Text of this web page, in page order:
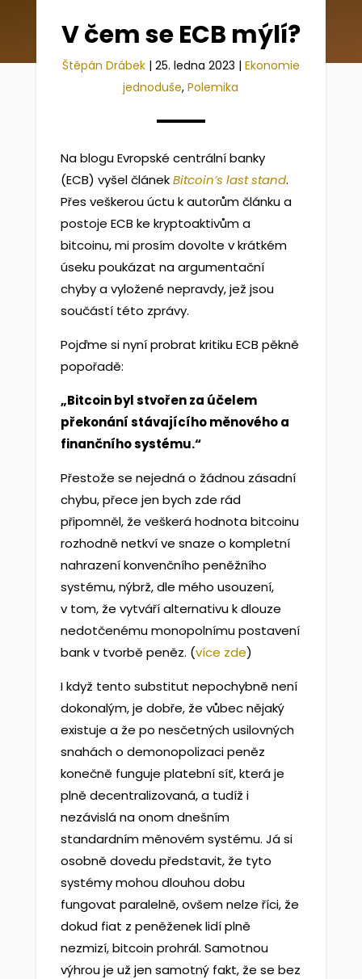
V čem se ECB mýlí?
Štěpán Drábek| 25. ledna 2023 | Ekonomie
jednoduše,Polemika
Na blogu Evropské centrální banky
(ECB) vyšel článekBitcoin’s last stand.
Přes veškerou úctu k autorům článku a
postoje ECB ke kryptoaktivům a
bitcoinu, mi prosím dovolte v krátkém
úseku poukázat na argumentační
chyby a vyložené nepravdy, jež jsou
součástí této zprávy.
Pojďme si nyní probrat kritiku ECB pěkně
popořadě:
„Bitcoin byl stvořen za účelem
překonání stávajícího měnového a
finančního systému.“
Přestože se nejedná o žádnou zásadní
chybu, přece jen bych zde rád
připomněl, že veškerá hodnota bitcoinu
rozhodně netkví ve snaze o kompletní
nahrazení konvenčního peněžního
systému, nýbrž, dle mého usouzení,
v tom, že vytváří alternativu k dlouze
nedotčenému monopolnímu postavení
bank v tvorbě peněz. (více zde)
I když tento substitut nepochybně není
dokonalým, je dobře, že vůbec nějaký
existuje a že po nesčetných usilovných
snahách o demonopolizaci peněz
konečně funguje platební síť, která je
plně decentralizovaná, a tudíž i
nezávislá na onom dnešním
standardním měnovém systému. Já si
osobně dovedu představit, že tyto
systémy mohou dlouhou dobu
fungovat paralelně, ovšem nelze říci, že
dokud fiat z peněženek lidí plně
nezmizí, bitcoin prohrál. Samotnou
výhrou je už jen samotný fakt, že se bez